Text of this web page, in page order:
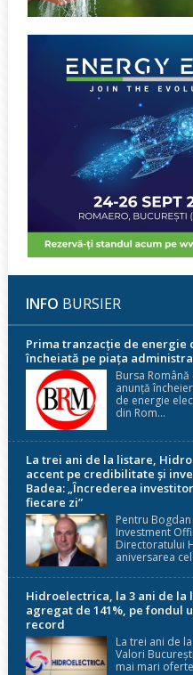
INFO BURSIER
Prima tranzacție de energie
încheiată pe piața
Bursa
anunță
de energie
din Rom...
La trei ani de la listare,
accent pe credibilitate și
Badea: „Încrederea
fiecare zi”
Pentru
Investment
Directoratului
aniversarea
Hidroelectrica, la 3 ani de la
agregat de 141%, pe fondul
record
La trei ani de
Valori
mai mari